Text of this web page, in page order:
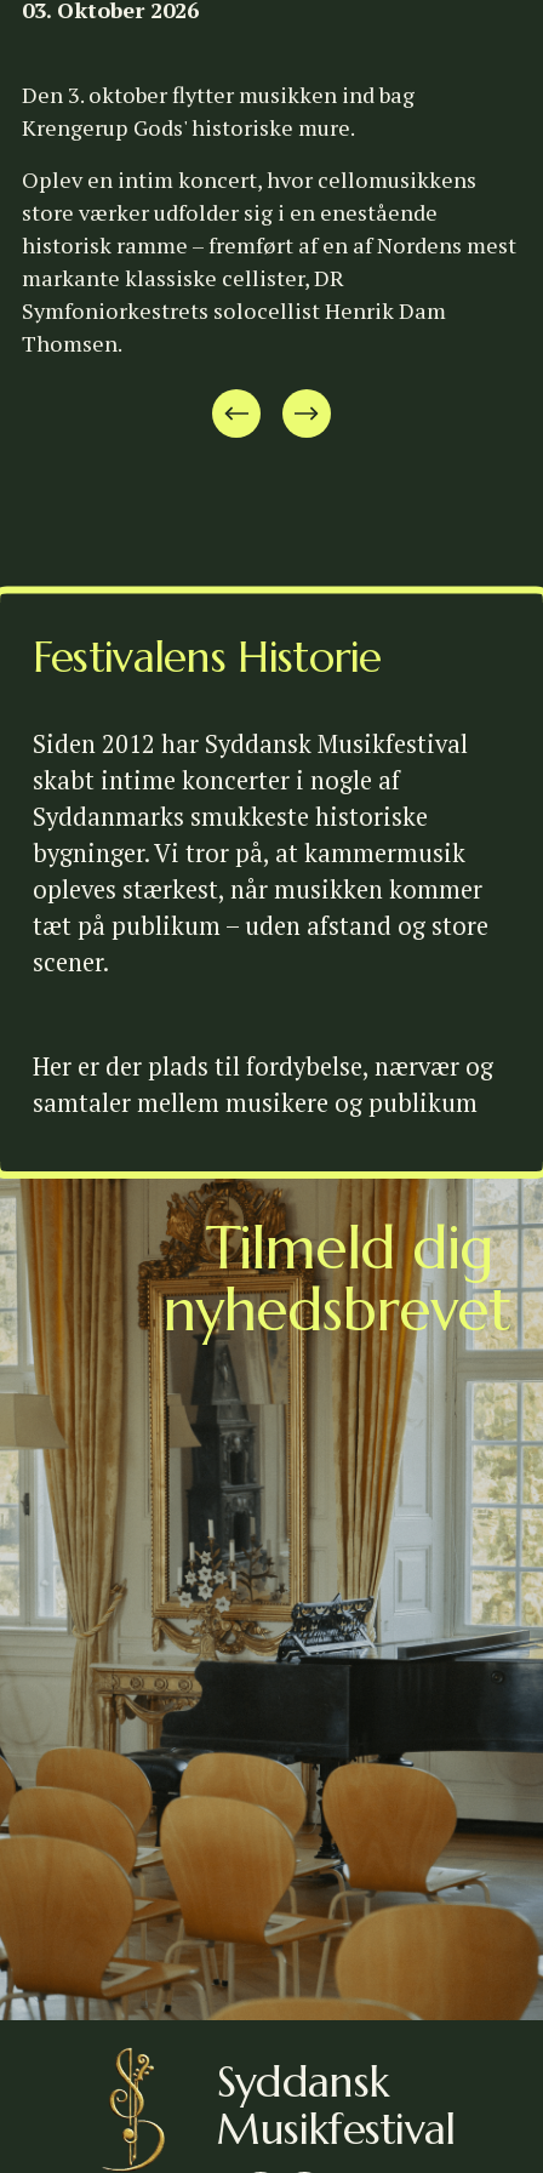
03. Oktober 2026
Den 3. oktober flytter musikken ind bag
Krengerup Gods' historiske mure.
Oplev en intim koncert, hvor cellomusikkens
store værker udfolder sig i en enestående
historisk ramme – fremført af en af Nordens mest
markante klassiske cellister, DR
Symfoniorkestrets solocellist Henrik Dam
Thomsen.
Festivalens Historie
Siden 2012 har Syddansk Musikfestival
skabt intime koncerter i nogle af
Syddanmarks smukkeste historiske
bygninger. Vi tror på, at kammermusik
opleves stærkest, når musikken kommer
tæt på publikum – uden afstand og store
scener.
Her er der plads til fordybelse, nærvær og
samtaler mellem musikere og publikum
Tilmeld dig
nyhedsbrevet
Følg med i festivalens seneste nyheder og program
opdateringer gennem vores nyhedsbrev.
Tilmeld
Syddansk
Musikfestival